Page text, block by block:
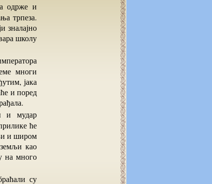
трпеза.
зналајно
школу
многи
јака
и поред
ће
и широм
као
на много